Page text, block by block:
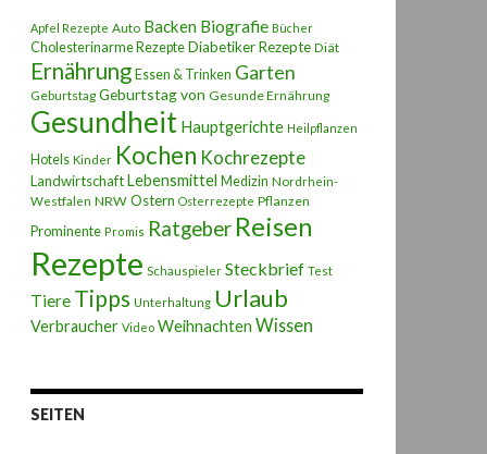
Apfel Rezepte Auto Backen Biografie Bücher
Cholesterinarme Rezepte Diabetiker Rezepte Diät
Ernährung Essen & Trinken Garten
Geburtstag Geburtstag von Gesunde Ernährung
Gesundheit Hauptgerichte Heilpflanzen
Hotels Kinder Kochen Kochrezepte
LandwirtschaftLebensmittel Medizin Nordrhein-
Westfalen NRW Ostern Osterrezepte Pflanzen
Prominente Promis Ratgeber Reisen
Rezepte Schauspieler Steckbrief Test
Tiere Tipps Unterhaltung Urlaub
Verbraucher Video Weihnachten Wissen
SEITEN